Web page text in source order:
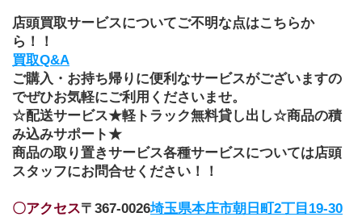
店頭買取サービスについてご不明な点はこちらか
ら！！
買取Q&A
ご購入・お持ち帰りに便利なサービスがございますの
でぜひお気軽にご利用くださいませ。
☆配送サービス★軽トラック無料貸し出し☆商品の積
み込みサポート★
商品の取り置きサービス各種サービスについては店頭
スタッフにお問合せください！！
〇アクセス〒367-0026埼玉県本庄市朝日町2丁目19-30